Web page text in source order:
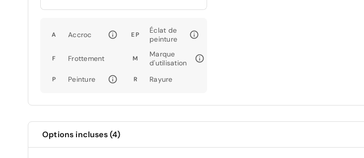
A Accroc EP
Éclat de
peinture
F Frottement M
Marque
d'utilisation
P Peinture R Rayure
Options incluses (4)